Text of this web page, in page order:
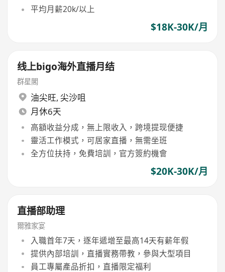
平均月薪20k/以上
$18K-30K/月
线上bigo海外直播月结
群星閣
油尖旺, 尖沙咀
月休6天
高額收益分成，無上限收入，跨境提现便捷
靈活工作模式，可居家直播，無需坐班
全方位扶持，免費培訓，官方簽約機會
$20K-30K/月
直播部助理
爾雅家宴
入職首年7天，逐年遞增至最高14天有薪年假
提供內部培訓，直播實務帶教，參與大型項目
員工專屬產品折扣，直播限定福利